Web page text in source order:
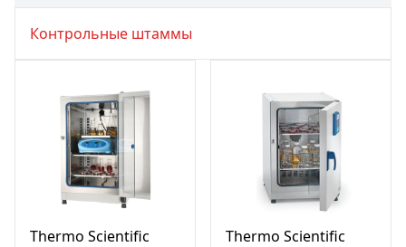
Контрольные штаммы
Thermo Scientific
Thermo Scientific